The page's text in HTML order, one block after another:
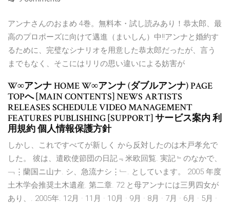
アンナさんのおまめ 4巻。無料本・試し読みあり！恭太郎、最
高のプロポーズに向けて邁進（まいしん）中!!アンナと婚約す
るために、完璧なシナリオを用意した恭太郎だったが、言う
までもなく、そこにはリリの思い違いによる妨害が
W∞アンナ HOME W∞アンナ (ダブルアンナ) PAGE
TOPへ [MAIN CONTENTS] NEWS ARTISTS
RELEASES SCHEDULE VIDEO MANAGEMENT
FEATURES PUBLISHING [SUPPORT] サービス案内 利
用規約 個人情報保護方針
しかし、これですべてが新しく から反対したのは木戸孝允で
した。 彼は、遣欧使節団の日記﹃米欧回覧. 実記﹄のなかで、
﹁⋮蘭国ニ山ナ. シ、急流ナシ⋮﹂. としています。 2005 年度
土木学会推奨土木遺産. 第二章. 72 と母アンナには三男四女が
あり、. 2005年. 12月 · 11月 · 10月 · 9月 · 8月 · 7月 · 6月 · 5月 ·